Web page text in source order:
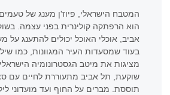
המטבח הישראלי, פיוז'ן מענג של טעמים
הוא הרפתקה קולינרית בפני עצמה.
אביב, אוכלי האוכל יכולים להתענג על
בעוד שמסעדות העיר המגוונות, כמו
מציגות את מיטב הגסטרונומיה
שוקעת, תל אביב מתעוררת לחיים עם
תוססת. מברים על החוף ועד מועדוני